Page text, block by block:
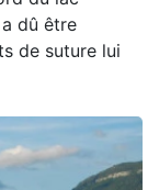
a dû être
de suture lui